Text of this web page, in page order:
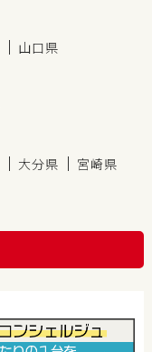
山口県
大分県
宮崎県